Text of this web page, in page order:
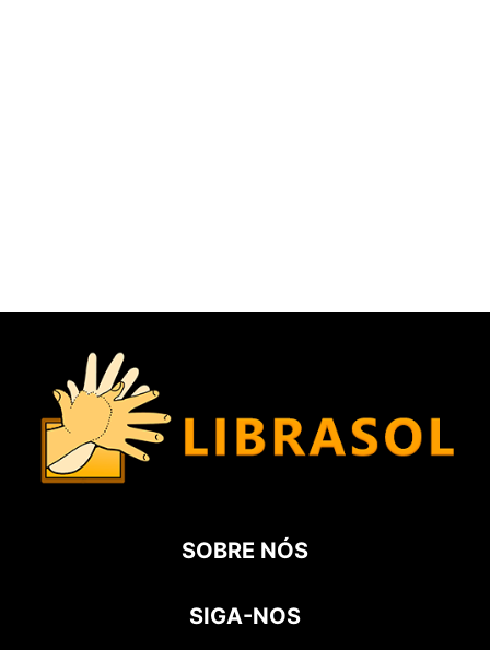
SOBRE NÓS
SIGA-NOS